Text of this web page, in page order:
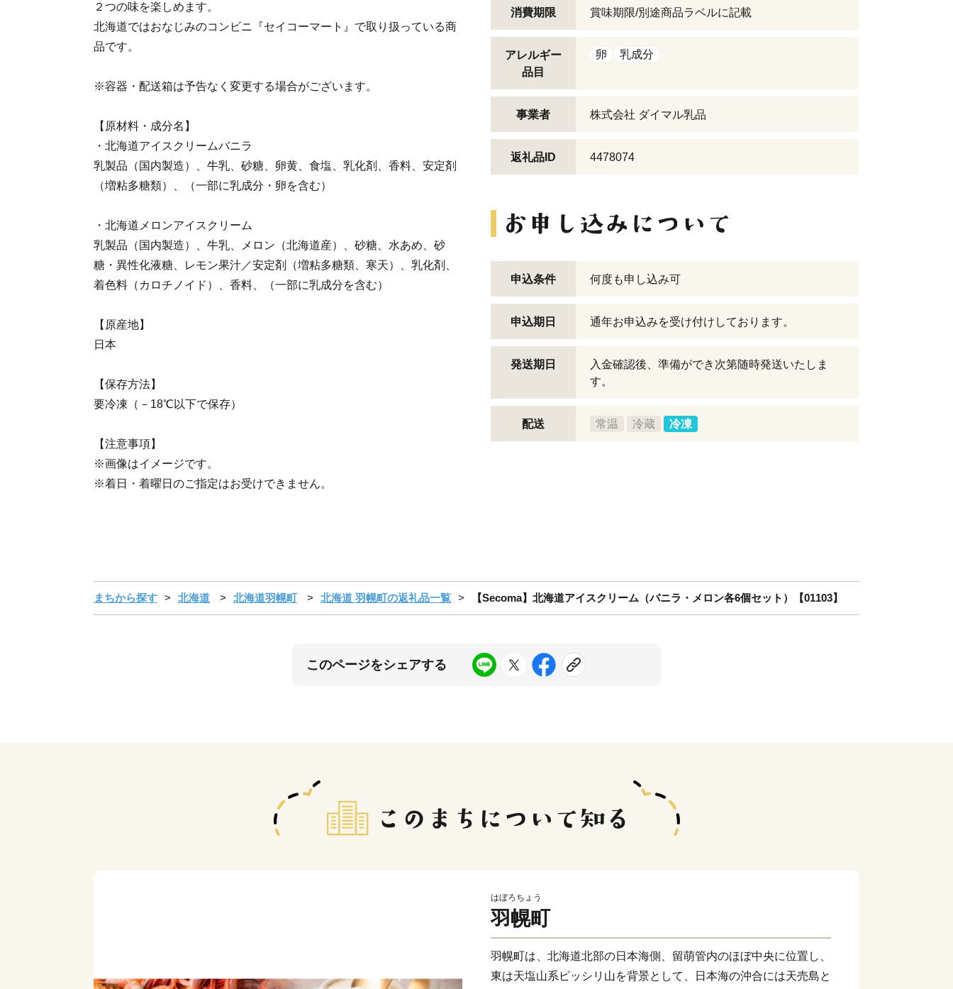
２つの味を楽しめます。
北海道ではおなじみのコンビニ『セイコーマート』で取り扱っている商
品です。
※容器・配送箱は予告なく変更する場合がございます。
【原材料・成分名】
・北海道アイスクリームバニラ
乳製品（国内製造）、牛乳、砂糖、卵黄、食塩、乳化剤、香料、安定剤
（増粘多糖類）、（一部に乳成分・卵を含む）
・北海道メロンアイスクリーム
乳製品（国内製造）、牛乳、メロン（北海道産）、砂糖、水あめ、砂
糖・異性化液糖、レモン果汁／安定剤（増粘多糖類、寒天）、乳化剤、
着色料（カロチノイド）、香料、（一部に乳成分を含む）
【原産地】
日本
【保存方法】
要冷凍（－18℃以下で保存）
【注意事項】
※画像はイメージです。
※着日・着曜日のご指定はお受けできません。
消費期限 賞味期限/別途商品ラベルに記載
アレルギー
品目
卵 乳成分
事業者 株式会社 ダイマル乳品
返礼品ID 4478074
申込条件 何度も申し込み可
申込期日 通年お申込みを受け付けしております。
発送期日
入金確認後、準備ができ次第随時発送いたしま
す。
配送 常温 冷蔵 冷凍
まちから探す 北海道 北海道羽幌町 北海道 羽幌町の返礼品一覧 【Secoma】北海道アイスクリーム（バニラ・メロン各6個セット）【01103】
このページをシェアする
はぼろちょう
羽幌町
羽幌町は、北海道北部の日本海側、留萌管内のほぼ中央に位置し、
東は天塩山系ピッシリ山を背景として、日本海の沖合には天売島と